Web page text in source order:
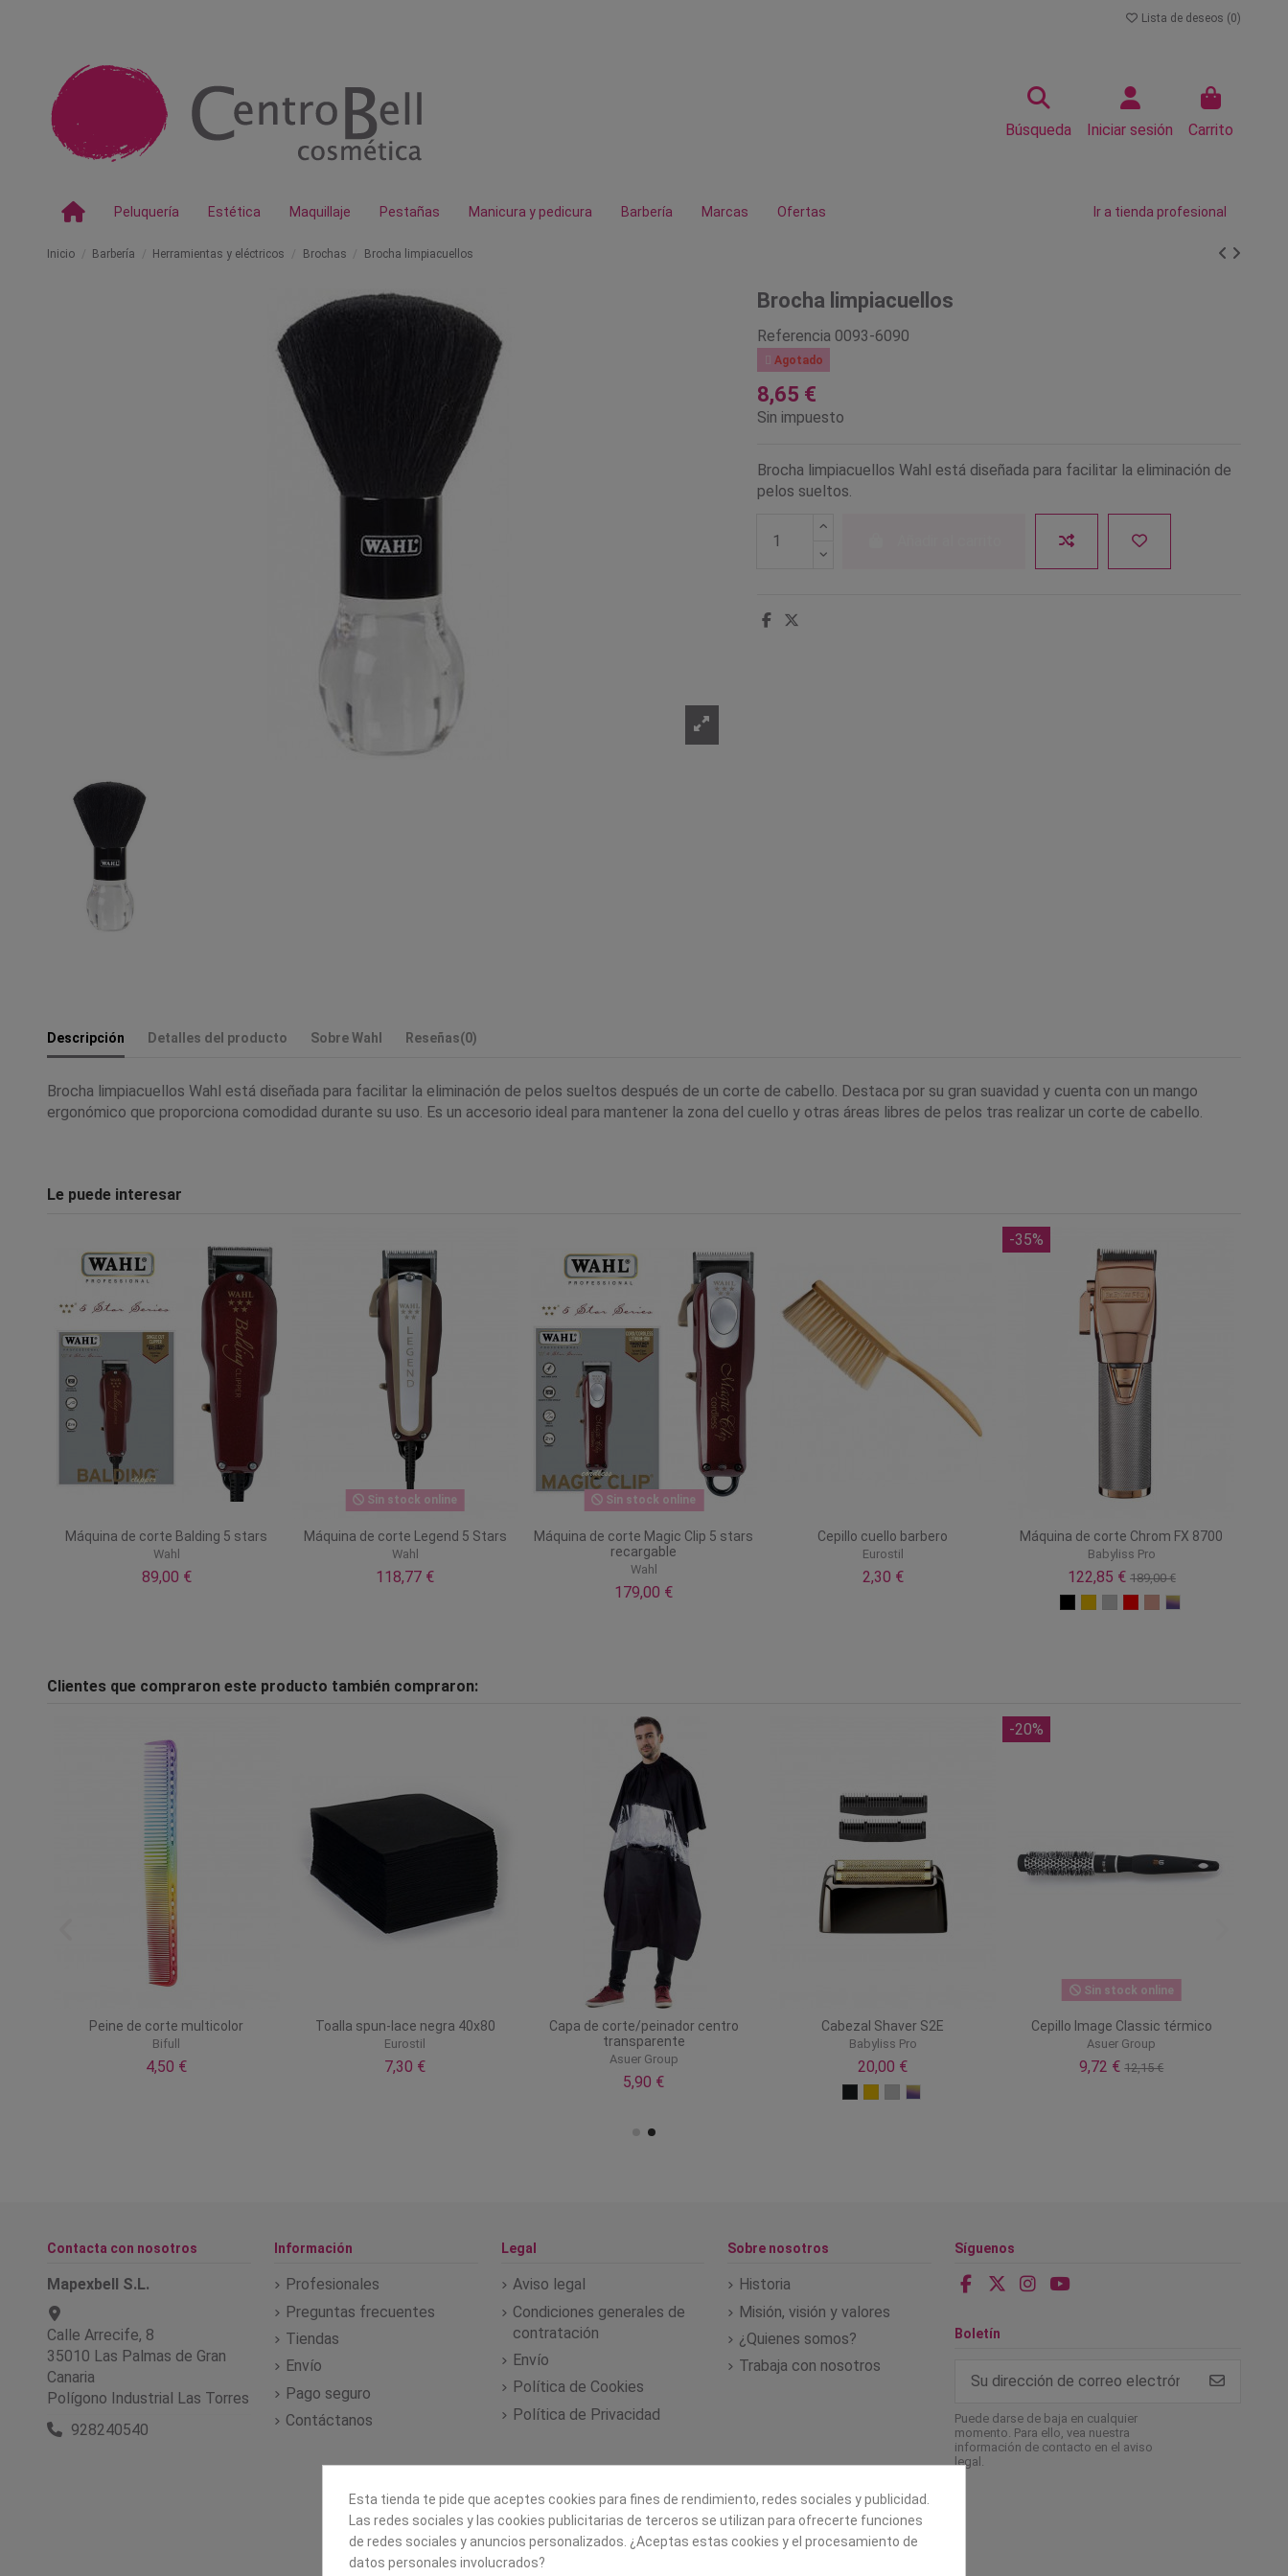
Lista de deseos (0)
Búsqueda Iniciar sesión Carrito
Peluquería Estética Maquillaje Pestañas Manicura y pedicura Barbería Marcas Ofertas Ir a tienda profesional
Inicio Barbería Herramientas y eléctricos Brochas Brocha limpiacuellos
Brocha limpiacuellos
Referencia 0093-6090
Agotado
8,65 €
Sin impuesto
Brocha limpiacuellos Wahl está diseñada para facilitar la eliminación de
pelos sueltos.
Descripción Detalles del producto Sobre Wahl Reseñas(0)
Brocha limpiacuellos Wahl está diseñada para facilitar la eliminación de pelos sueltos después de un corte de cabello. Destaca por su gran suavidad y cuenta con un mango
ergonómico que proporciona comodidad durante su uso. Es un accesorio ideal para mantener la zona del cuello y otras áreas libres de pelos tras realizar un corte de cabello.
Le puede interesar
Máquina de corte Balding 5 stars
Wahl
89,00 €
Sin stock online
Máquina de corte Legend 5 Stars
Wahl
118,77 €
Sin stock online
Máquina de corte Magic Clip 5 stars
recargable
Wahl
179,00 €
Cepillo cuello barbero
Eurostil
2,30 €
-35%
Máquina de corte Chrom FX 8700
Babyliss Pro
122,85 € 189,00 €
Clientes que compraron este producto también compraron:
Peine de corte multicolor
Bifull
4,50 €
Toalla spun-lace negra 40x80
Eurostil
7,30 €
Capa de corte/peinador centro
transparente
Asuer Group
5,90 €
Cabezal Shaver S2E
Babyliss Pro
20,00 €
-20%
Sin stock online
Cepillo Image Classic térmico
Asuer Group
9,72 €12,15 €
Contacta con nosotros
Mapexbell S.L.
Calle Arrecife, 8
35010 Las Palmas de Gran
Canaria
Polígono Industrial Las Torres
928240540
Información
Profesionales
Preguntas frecuentes
Tiendas
Envío
Pago seguro
Contáctanos
Legal
Aviso legal
Condiciones generales de
contratación
Envío
Política de Cookies
Política de Privacidad
Sobre nosotros
Historia
Misión, visión y valores
¿Quienes somos?
Trabaja con nosotros
Síguenos
Boletín
Puede darse de baja en cualquier
momento. Para ello, vea nuestra
información de contacto en el aviso
legal.
Esta tienda te pide que aceptes cookies para fines de rendimiento, redes sociales y publicidad.
Las redes sociales y las cookies publicitarias de terceros se utilizan para ofrecerte funciones
de redes sociales y anuncios personalizados. ¿Aceptas estas cookies y el procesamiento de
datos personales involucrados?